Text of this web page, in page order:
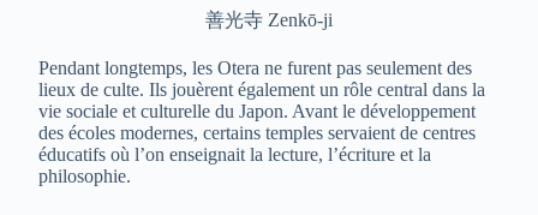
善光寺 Zenkō-ji
Pendant longtemps, les Otera ne furent pas seulement des
lieux de culte. Ils jouèrent également un rôle central dans la
vie sociale et culturelle du Japon. Avant le développement
des écoles modernes, certains temples servaient de centres
éducatifs où l’on enseignait la lecture, l’écriture et la
philosophie.